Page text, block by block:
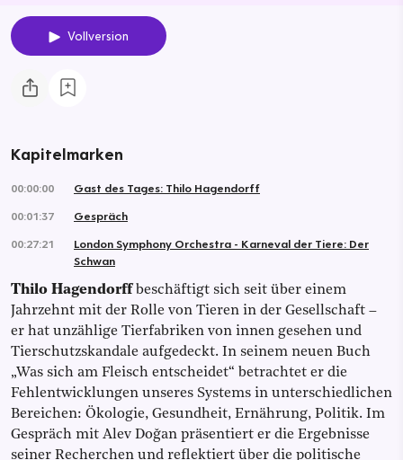
Vollversion
Kapitelmarken
00:00:00
Gast des Tages: Thilo Hagendorff
00:01:37
Gespräch
00:27:21
London Symphony Orchestra - Karneval der Tiere: Der
Schwan
Thilo Hagendorffbeschäftigt sich seit über einem
Jahrzehnt mit der Rolle von Tieren in der Gesellschaft –
er hat unzählige Tierfabriken von innen gesehen und
Tierschutzskandale aufgedeckt. In seinem neuen Buch
„Was sich am Fleisch entscheidet“ betrachtet er die
Fehlentwicklungen unseres Systems in unterschiedlichen
Bereichen: Ökologie, Gesundheit, Ernährung, Politik. Im
Gespräch mit Alev Doğan präsentiert er die Ergebnisse
seiner Recherchen und reflektiert über die politische